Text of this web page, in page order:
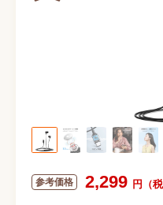
2,299